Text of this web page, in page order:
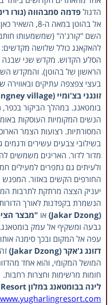
הדגולפדמה סמבהווה (גורו
אל בהוטן במאה
השם "קורג'ה" (שמשמעותו חותם
להאקאנג כולל שלושה
הסלע הקדוש. מקדש שני שבנה
הראשון של בהוטן). והמקדש
בעצי צפצפה עתיקים ובאווירה
זונגני בצ'ומיי (Zungney village)
בומטאנג. במהלך הביקור
הנשים המקומיות העוסקות
המסורתיות. רצועות הצמר
בשילובי צבעים עשירים ודגמים
מדור לדור. האריגים משמשים
ולעיתים גם נתפרים למעילים
החורפים הקשים באזור. המפגש
יעניק הצצה מרתקת לתרבות
הנשמרת בקפדנות לאורך
(Jakar Dzong)
או "מבצר
גבעה ומשקיף אל עמק
עפה אל המקום ובכך סימנה
דזונג ג'אקר (Jakar Dzong)
המושל המקומי, והוא אחד
חומות מרשימות וחצרות רחבות.
לינה בבומטאנג במלון Yu-Gharling Resort או זהה ברמתו